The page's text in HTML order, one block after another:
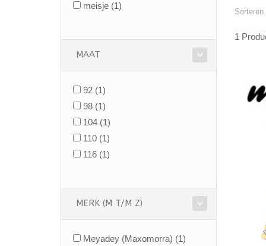
meisje (1)
MAAT
92 (1)
98 (1)
104 (1)
110 (1)
116 (1)
MERK (M T/M Z)
Meyadey (Maxomorra) (1)
Sorteren
1